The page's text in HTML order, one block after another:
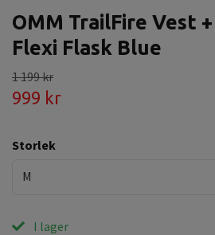
OMM TrailFire Vest
Flexi Flask Blue
1 199 kr
999 kr
Storlek
M
I lager